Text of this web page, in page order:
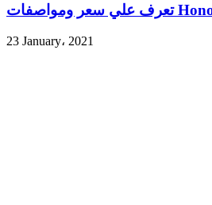
23 January، 2021